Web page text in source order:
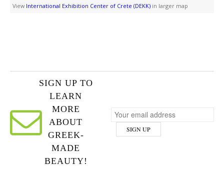
View International Exhibition Center of Crete (DEKK) in larger map
SIGN UP TO
LEARN
MORE
ABOUT
GREEK-
MADE
BEAUTY!